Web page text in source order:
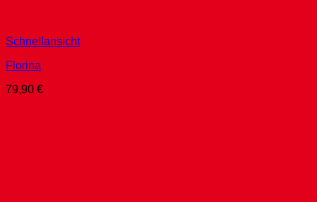
Schnellansicht
Florina
79,90 €